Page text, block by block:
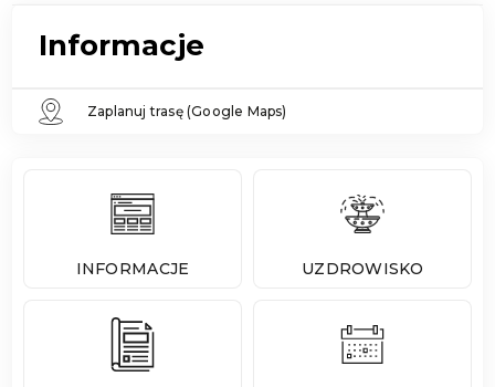
Informacje
Zaplanuj trasę (Google Maps)
INFORMACJE UZDROWISKO